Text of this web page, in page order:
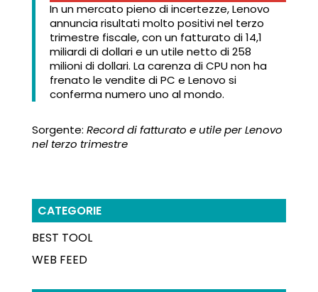
In un mercato pieno di incertezze, Lenovo
annuncia risultati molto positivi nel terzo
trimestre fiscale, con un fatturato di 14,1
miliardi di dollari e un utile netto di 258
milioni di dollari. La carenza di CPU non ha
frenato le vendite di PC e Lenovo si
conferma numero uno al mondo.
Sorgente: Record di fatturato e utile per Lenovo
nel terzo trimestre
CATEGORIE
BEST TOOL
WEB FEED